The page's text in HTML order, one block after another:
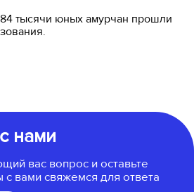
тысячи юных амурчан прошли
нами
вас вопрос и оставьте
с вами свяжемся для ответа